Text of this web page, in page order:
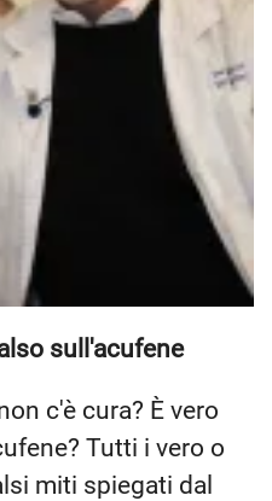
sull'acufene
c'è cura? È vero
Tutti i vero o
miti spiegati dal